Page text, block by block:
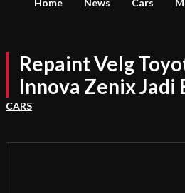
Home News Cars
Repaint Velg
Innova Zenix Jadi
CARS